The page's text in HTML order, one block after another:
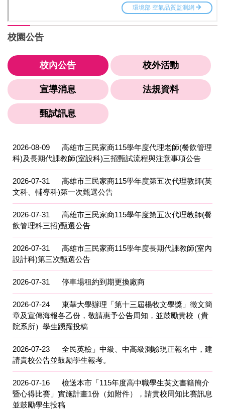
校園公告
校內公告 校外活動
宣導消息 法規資料
甄試訊息
2026-08-09
高雄市三民家商115學年度代理老師(餐飲管理
科)及長期代課教師(室設科)三招甄試流程與注意事項公告
2026-07-31
高雄市三民家商115學年度第五次代理教師(英
文科、輔導科)第一次甄選公告
2026-07-31
高雄市三民家商115學年度第五次代理教師(餐
飲管理科三招)甄選公告
2026-07-31
高雄市三民家商115學年度長期代課教師(室內
設計科)第三次甄選公告
2026-07-31 停車場租約到期更換廠商
2026-07-24
東華大學辦理「第十三屆楊牧文學獎」徵文簡
章及宣傳海報各乙份，敬請惠予公告周知，並鼓勵貴校（貴
院系所）學生踴躍投稿
2026-07-23
全民英檢」中級、中高級測驗現正報名中，建
請貴校公告並鼓勵學生報考。
2026-07-16
檢送本市「115年度高中職學生英文書籍簡介
暨心得比賽」實施計畫1份（如附件），請貴校周知比賽訊息
並鼓勵學生投稿